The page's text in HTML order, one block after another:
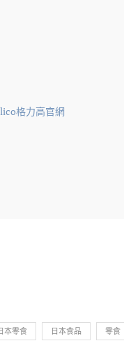
格力高官網
本零食 日本食品 零食